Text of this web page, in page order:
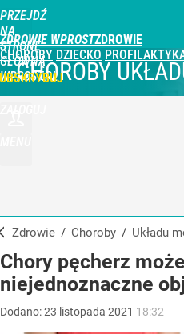
PRZEJDŹ
NA
STRONĘ
GŁÓWNĄ
WPROST.PL
ZDROWIE WPROST
CHOROBY DZIECKO
CHOROBY
Zdrowie / Choroby / układu
Chory pęcherz
niejednoznaczne
Dodano:23 listopada 2021 18:32